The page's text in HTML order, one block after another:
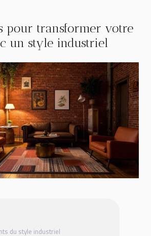
pour transformer votre
un style industriel
du style industriel